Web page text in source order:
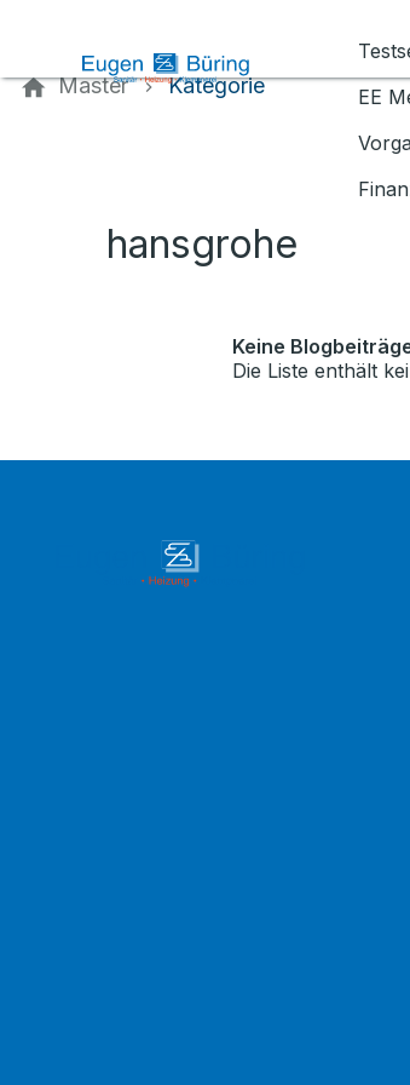
EE
Master Kategorie
hansgrohe
Keine
Die Liste enthält